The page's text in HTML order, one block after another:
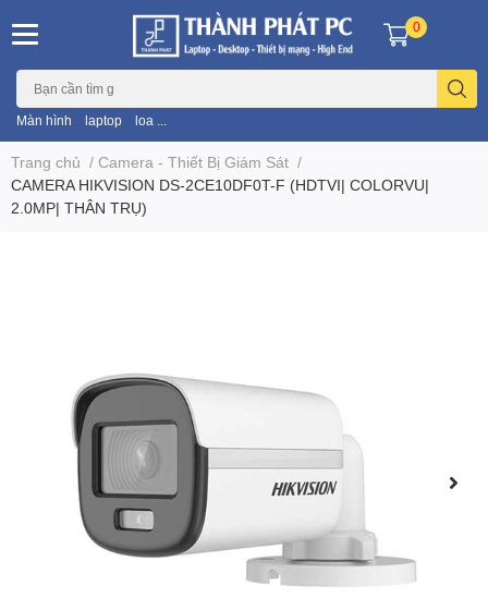
Màn hình laptop loa ...
0
Trang chủ / Camera - Thiết Bị Giám Sát /
CAMERA HIKVISION DS-2CE10DF0T-F (HDTVI| COLORVU|
2.0MP| THÂN TRỤ)